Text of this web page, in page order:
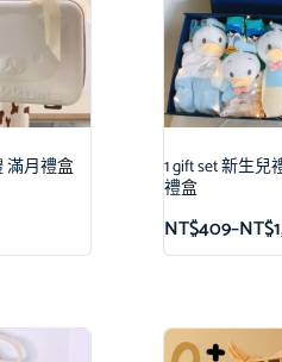
滿月禮盒 1 gift set 新生
禮盒
NT$409–NT$